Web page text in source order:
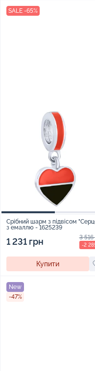
SALE -65%
Срібний шарм з підвісом
з емаллю - 1625239
1 231 грн 3 516
-2
Купити
New
-47%